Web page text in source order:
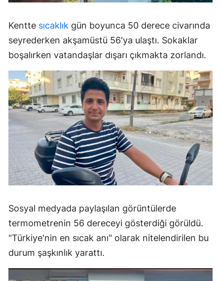
Kentte sıcaklık gün boyunca 50 derece civarında
seyrederken akşamüstü 56'ya ulaştı. Sokaklar
boşalırken vatandaşlar dışarı çıkmakta zorlandı.
Sosyal medyada paylaşılan görüntülerde
termometrenin 56 dereceyi gösterdiği görüldü.
"Türkiye'nin en sıcak anı" olarak nitelendirilen bu
durum şaşkınlık yarattı.